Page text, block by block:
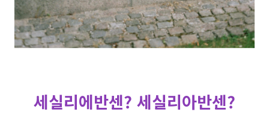
세실리에반센? 세실리아반센?